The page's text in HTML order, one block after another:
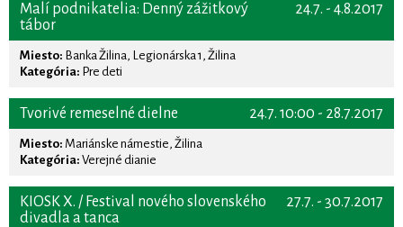
24.7. - 4.8.2017
Malí podnikatelia: Denný zážitkový
tábor
Miesto: Banka Žilina, Legionárska 1, Žilina
Kategória: Pre deti
24.7. 10:00 - 28.7.2017
Tvorivé remeselné dielne
Miesto: Mariánske námestie, Žilina
Kategória: Verejné dianie
27.7. - 30.7.2017
KIOSK X. / Festival nového slovenského
divadla a tanca